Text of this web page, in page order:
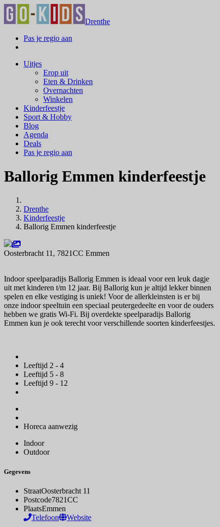
Drenthe
Pas je regio aan
Uitjes
Erop uit
Eten & Drinken
Overnachten
Winkelen
Kinderfeestje
Sport & Hobby
Blog
Agenda
Deals
Pas je regio aan
Ballorig Emmen kinderfeestje
Drenthe
Kinderfeestje
Ballorig Emmen kinderfeestje
Oosterbracht 11, 7821CC Emmen
Indoor speelparadijs Ballorig Emmen is ideaal voor een leuk dagje
uit met kinderen t/m 12 jaar. Bij Ballorig kun je altijd lekker binnen
spelen en elke vestiging is uniek! Voor de allerkleinsten is er bij
onze indoor speeltuin een speciaal peutergedeelte en voor de ouders
hebben we gratis Wi-Fi. Bij overdekte speelparadijs Ballorig
Emmen kun je ook terecht voor verschillende soorten kinderfeestjes.
Leeftijd 2 - 4
Leeftijd 5 - 8
Leeftijd 9 - 12
Horeca aanwezig
Indoor
Outdoor
Gegevens
StraatOosterbracht 11
Postcode7821CC
PlaatsEmmen
Telefoon
Website